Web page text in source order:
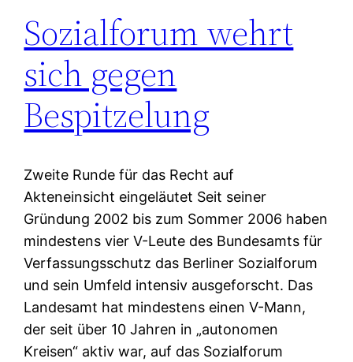
Sozialforum wehrt
sich gegen
Bespitzelung
Zweite Runde für das Recht auf
Akteneinsicht eingeläutet Seit seiner
Gründung 2002 bis zum Sommer 2006 haben
mindestens vier V-Leute des Bundesamts für
Verfassungsschutz das Berliner Sozialforum
und sein Umfeld intensiv ausgeforscht. Das
Landesamt hat mindestens einen V-Mann,
der seit über 10 Jahren in „autonomen
Kreisen“ aktiv war, auf das Sozialforum